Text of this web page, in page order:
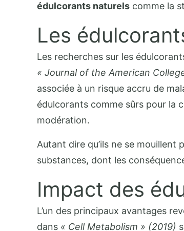
édulcorants naturels comme la
Les
Les recherches sur les
« Journal of the American
associée à un risque accru de
édulcorants comme sûrs pour la
modération.
Autant dire qu’ils ne se
substances, dont les
Impact des
L’un des principaux avantages
dans « Cell Metabolism » (2019)